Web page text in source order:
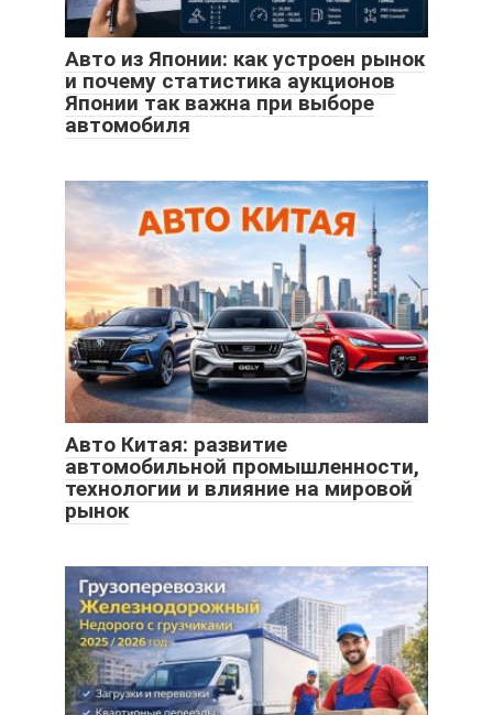
Авто из Японии: как устроен рынок
и почему статистика аукционов
Японии так важна при выборе
автомобиля
Авто Китая: развитие
автомобильной промышленности,
технологии и влияние на мировой
рынок